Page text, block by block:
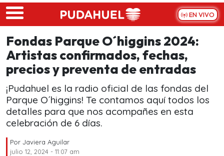
Skip to main content
EN VIVO
Fondas Parque O´higgins 2024:
Artistas confirmados, fechas,
precios y preventa de entradas
¡Pudahuel es la radio oficial de las fondas del
Parque O´higgins! Te contamos aquí todos los
detalles para que nos acompañes en esta
celebración de 6 días.
Por Javiera Aguilar
julio 12, 2024 - 11:07 am